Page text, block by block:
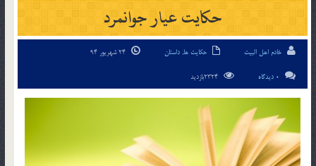
حکایت عیار جوانمرد
خادم اهل البیت حکایت ها, داستان
0 دیدگاه